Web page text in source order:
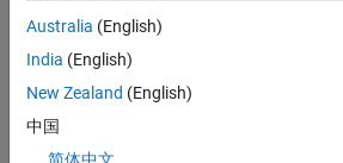
Display the coverage area for a
pm = propagationModel(
tx = txsite("Name"
coverage(tx,pm)
Australia (English)
India (English)
New Zealand (English)
中国